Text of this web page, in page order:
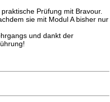
Prüfung mit Bravour.
sie mit Modul A bisher nur
und dankt der